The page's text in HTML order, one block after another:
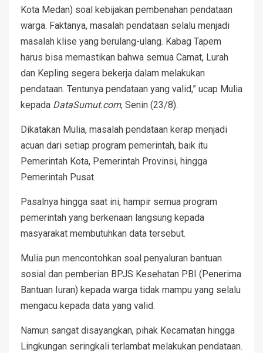
Kota Medan) soal kebijakan pembenahan pendataan
warga. Faktanya, masalah pendataan selalu menjadi
masalah klise yang berulang-ulang. Kabag Tapem
harus bisa memastikan bahwa semua Camat, Lurah
dan Kepling segera bekerja dalam melakukan
pendataan. Tentunya pendataan yang valid,” ucap Mulia
kepada DataSumut.com, Senin (23/8).
Dikatakan Mulia, masalah pendataan kerap menjadi
acuan dari setiap program pemerintah, baik itu
Pemerintah Kota, Pemerintah Provinsi, hingga
Pemerintah Pusat.
Pasalnya hingga saat ini, hampir semua program
pemerintah yang berkenaan langsung kepada
masyarakat membutuhkan data tersebut.
Mulia pun mencontohkan soal penyaluran bantuan
sosial dan pemberian BPJS Kesehatan PBI (Penerima
Bantuan Iuran) kepada warga tidak mampu yang selalu
mengacu kepada data yang valid.
Namun sangat disayangkan, pihak Kecamatan hingga
Lingkungan seringkali terlambat melakukan pendataan.